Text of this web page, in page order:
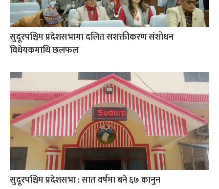
सुदूरपश्चिम प्रदेशसभामा दलित सशक्तीकरण संशोधन
विधेयकमाथि छलफल
सुदूरपश्चिम प्रदेशसभा : सात वर्षमा बने ६७ कानुन